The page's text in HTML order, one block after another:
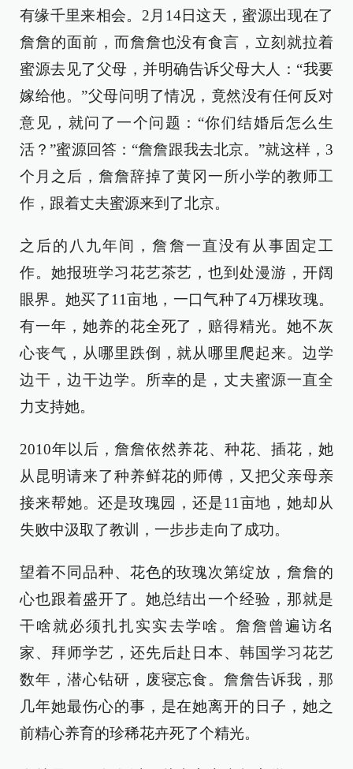
有缘千里来相会。2月14日这天，蜜源出现在了
詹詹的面前，而詹詹也没有食言，立刻就拉着
蜜源去见了父母，并明确告诉父母大人：“我要
嫁给他。”父母问明了情况，竟然没有任何反对
意见，就问了一个问题：“你们结婚后怎么生
活？”蜜源回答：“詹詹跟我去北京。”就这样，3
个月之后，詹詹辞掉了黄冈一所小学的教师工
作，跟着丈夫蜜源来到了北京。
之后的八九年间，詹詹一直没有从事固定工
作。她报班学习花艺茶艺，也到处漫游，开阔
眼界。她买了11亩地，一口气种了4万棵玫瑰。
有一年，她养的花全死了，赔得精光。她不灰
心丧气，从哪里跌倒，就从哪里爬起来。边学
边干，边干边学。所幸的是，丈夫蜜源一直全
力支持她。
2010年以后，詹詹依然养花、种花、插花，她
从昆明请来了种养鲜花的师傅，又把父亲母亲
接来帮她。还是玫瑰园，还是11亩地，她却从
失败中汲取了教训，一步步走向了成功。
望着不同品种、花色的玫瑰次第绽放，詹詹的
心也跟着盛开了。她总结出一个经验，那就是
干啥就必须扎扎实实去学啥。詹詹曾遍访名
家、拜师学艺，还先后赴日本、韩国学习花艺
数年，潜心钻研，废寝忘食。詹詹告诉我，那
几年她最伤心的事，是在她离开的日子，她之
前精心养育的珍稀花卉死了个精光。